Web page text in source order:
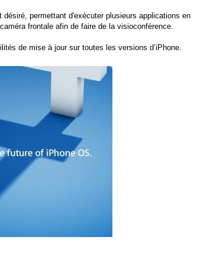
permettant d'exécuter plusieurs applications en
frontale afin de faire de la visioconférence.
de mise à jour sur toutes les versions d’iPhone.